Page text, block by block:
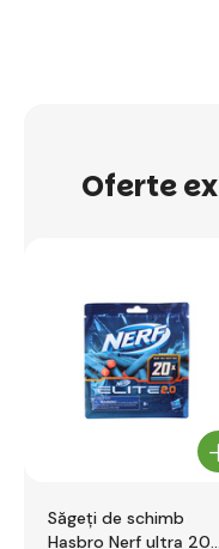
Oferte
Săgeți de schimb
Hasbro Nerf ultra 20